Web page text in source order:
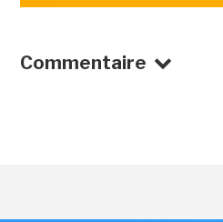
Commentaire